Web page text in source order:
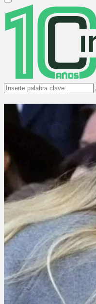
Primary
Menu
Search
for: